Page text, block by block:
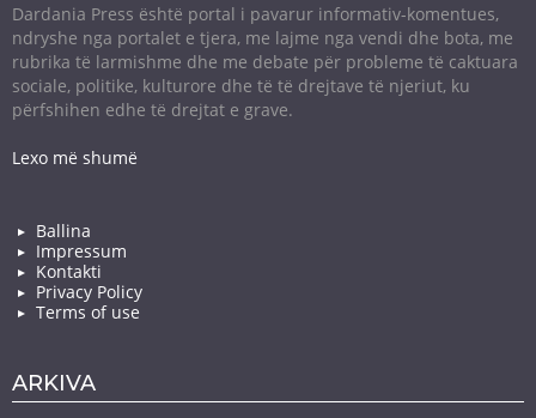
Dardania Press është portal i pavarur informativ-komentues,
ndryshe nga portalet e tjera, me lajme nga vendi dhe bota, me
rubrika të larmishme dhe me debate për probleme të caktuara
sociale, politike, kulturore dhe të të drejtave të njeriut, ku
përfshihen edhe të drejtat e grave.
Lexo më shumë
Ballina
Impressum
Kontakti
Privacy Policy
Terms of use
ARKIVA